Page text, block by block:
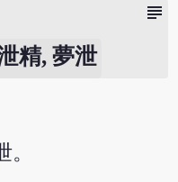
subject
精, 夢泄